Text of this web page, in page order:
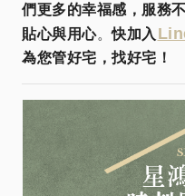
們更多的幸福感，服務
貼心與用心。快加入
為您管好宅，找好宅！